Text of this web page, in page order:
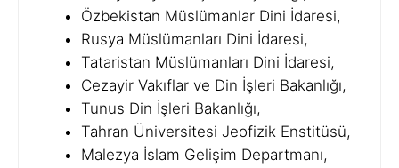
Özbekistan Müslümanlar Dini İdaresi,
Rusya Müslümanları Dini İdaresi,
Tataristan Müslümanları Dini İdaresi,
Cezayir Vakıflar ve Din İşleri Bakanlığı,
Tunus Din İşleri Bakanlığı,
Tahran Üniversitesi Jeofizik Enstitüsü,
Malezya İslam Gelişim Departmanı,